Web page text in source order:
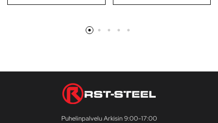
Puhelinpalvelu Arkisin 9:00-17:00